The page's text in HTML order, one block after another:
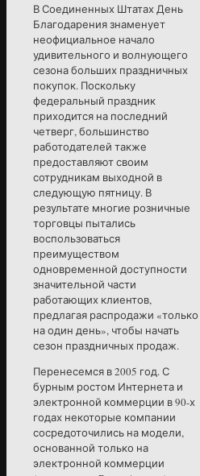
В Соединенных Штатах День
Благодарения знаменует
неофициальное начало
удивительного и волнующего
сезона больших праздничных
покупок. Поскольку
федеральный праздник
приходится на последний
четверг, большинство
работодателей также
предоставляют своим
сотрудникам выходной в
следующую пятницу. В
результате многие розничные
торговцы пытались
воспользоваться
преимуществом
одновременной доступности
значительной части
работающих клиентов,
предлагая распродажи «только
на один день», чтобы начать
сезон праздничных продаж.
Перенесемся в 2005 год. С
бурным ростом Интернета и
электронной коммерции в 90-х
годах некоторые компании
сосредоточились на модели,
основанной только на
электронной коммерции